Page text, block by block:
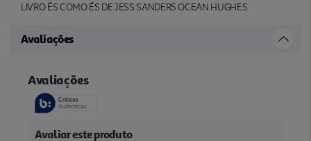
LIVRO ÉS COMO ÉS DE JESS SANDERS OCEAN HUGHES
Avaliações